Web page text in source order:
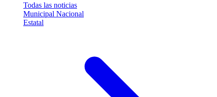
Todas las noticias
Municipal Nacional
Estatal